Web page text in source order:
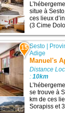
situe à
ces lieux
(3 Cime
15 Sesto
Adige
Manuel's
Distance
:10km
se trouve à
km de ces
Sorapiss et